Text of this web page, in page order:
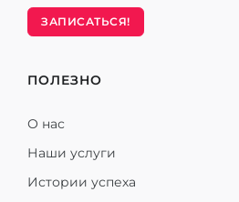
ЗАПИСАТЬСЯ!
ПОЛЕЗНО
О нас
Наши услуги
Истории успеха